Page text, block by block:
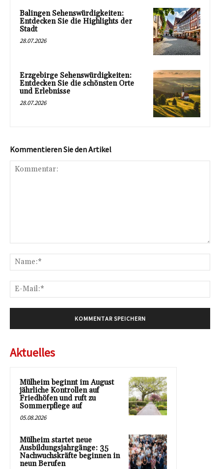
Balingen Sehenswürdigkeiten:
Entdecken Sie die Highlights der
Stadt
28.07.2026
Erzgebirge Sehenswürdigkeiten:
Entdecken Sie die schönsten Orte
und Erlebnisse
28.07.2026
Kommentieren Sie den Artikel
Aktuelles
Mülheim beginnt im August
jährliche Kontrollen auf
Friedhöfen und ruft zu
Sommerpflege auf
05.08.2026
Mülheim startet neue
Ausbildungsjahrgänge: 35
Nachwuchskräfte beginnen in
neun Berufen